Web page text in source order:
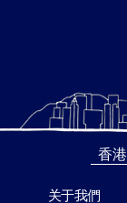
香港
关于我們